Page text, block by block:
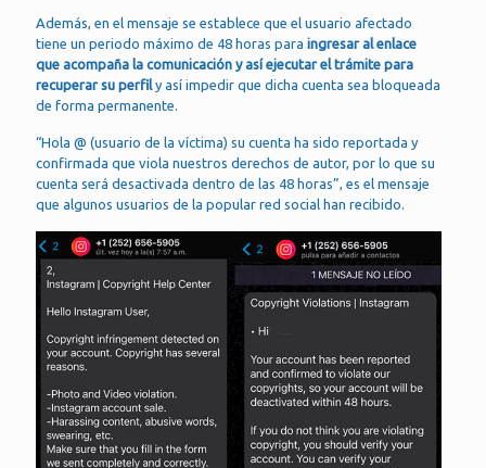
Además, en el mensaje se establece que el usuario afectado
tiene un periodo máximo de 48 horas para ingresar al enlace
que acompaña la comunicación y así ejecutar el trámite para
recuperar su perfily así impedir que dicha cuenta sea bloqueada
de forma permanente.
“Hola @ (usuario de la víctima) su cuenta ha sido reportada y
confirmada que viola nuestros derechos de autor, por lo que su
cuenta será desactivada dentro de las 48 horas”, es el mensaje
que algunos usuarios de la popular red social han recibido.